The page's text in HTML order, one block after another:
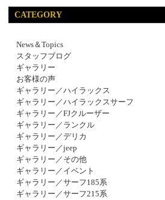
CATEGORY
News＆Topics
スタッフブログ
ギャラリー
お客様の声
ギャラリー／ハイラックス
ギャラリー／ハイラックスサーフ
ギャラリー／FJクルーザー
ギャラリー／ランクル
ギャラリー／デリカ
ギャラリー／jeep
ギャラリー／その他
ギャラリー／イベント
ギャラリー／サーフ185系
ギャラリー／サーフ215系